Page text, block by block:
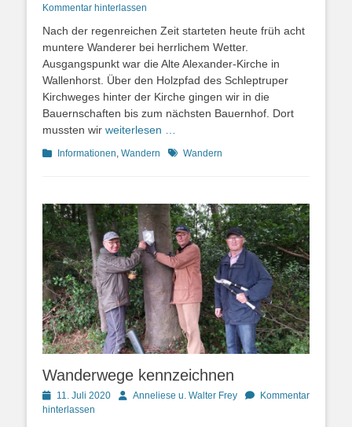
on
Kommentar hinterlassen
Nach der regenreichen Zeit starteten heute früh acht
muntere Wanderer bei herrlichem Wetter.
Ausgangspunkt war die Alte Alexander-Kirche in
Wallenhorst. Über den Holzpfad des Schleptruper
Kirchweges hinter der Kirche gingen wir in die
Bauernschaften bis zum nächsten Bauernhof. Dort
mussten wir weiterlesen …
Kategorien
Informationen Wandern Schlagworte
Wandern
Wanderwege kennzeichnen
Posted
on
11. Juli 2020 AutorAnneliese u. Walter Frey
Kommentar
hinterlassen